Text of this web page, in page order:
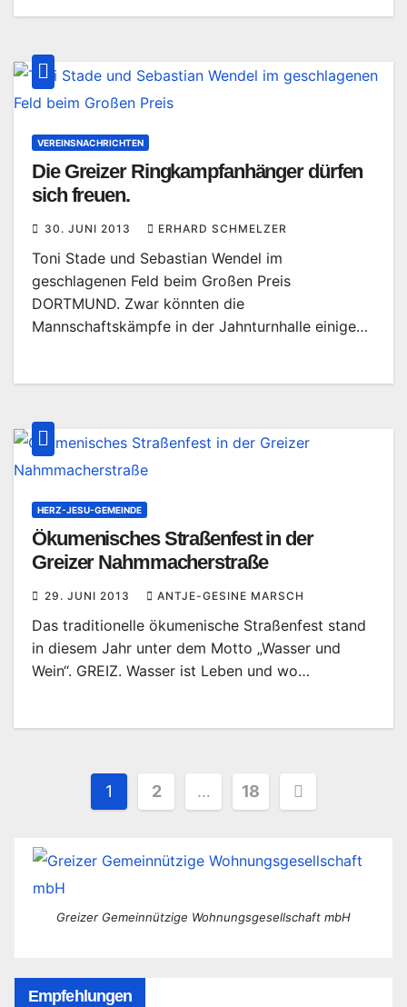
VEREINSNACHRICHTEN
Die Greizer Ringkampfanhänger dürfen
sich freuen.
30. JUNI 2013 ERHARD SCHMELZER
Toni Stade und Sebastian Wendel im
geschlagenen Feld beim Großen Preis
DORTMUND. Zwar könnten die
Mannschaftskämpfe in der Jahnturnhalle einige…
HERZ-JESU-GEMEINDE
Ökumenisches Straßenfest in der
Greizer Nahmmacherstraße
29. JUNI 2013 ANTJE-GESINE MARSCH
Das traditionelle ökumenische Straßenfest stand
in diesem Jahr unter dem Motto „Wasser und
Wein“. GREIZ. Wasser ist Leben und wo…
Seitennummerierung
Beiträge
1 2 … 18
Greizer Gemeinnützige Wohnungsgesellschaft mbH
Empfehlungen